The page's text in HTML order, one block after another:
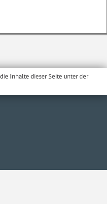
Inhalte dieser Seite unter der